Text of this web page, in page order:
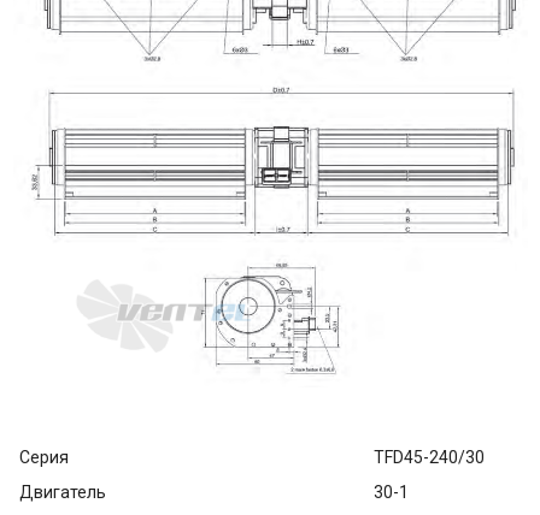
Серия
TFD45-240/30
Двигатель
30-1